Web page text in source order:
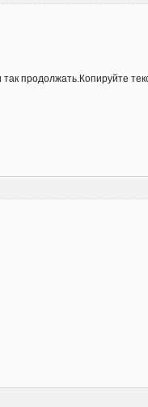
продолжать.Копируйте